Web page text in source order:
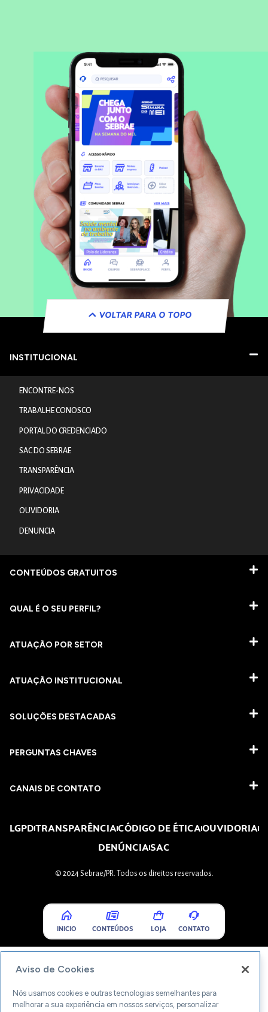
VOLTAR PARA O TOPO
INSTITUCIONAL
ENCONTRE-NOS
TRABALHE CONOSCO
PORTAL DO CREDENCIADO
SAC DO SEBRAE
TRANSPARÊNCIA
PRIVACIDADE
OUVIDORIA
DENUNCIA
CONTEÚDOS GRATUITOS
QUAL É O SEU PERFIL?
ATUAÇÃO POR SETOR
ATUAÇÃO INSTITUCIONAL
SOLUÇÕES DESTACADAS
PERGUNTAS CHAVES​
CANAIS DE CONTATO
LGPDTRANSPARÊNCIACÓDIGO DE ÉTICAOUVIDORIA
DENÚNCIASAC
© 2024 Sebrae/PR. Todos os direitos reservados.
INICIO CONTEÚDOS LOJA CONTATO
Aviso de Cookies
Nós usamos cookies e outras tecnologias semelhantes para
melhorar a sua experiência em nossos serviços, personalizar